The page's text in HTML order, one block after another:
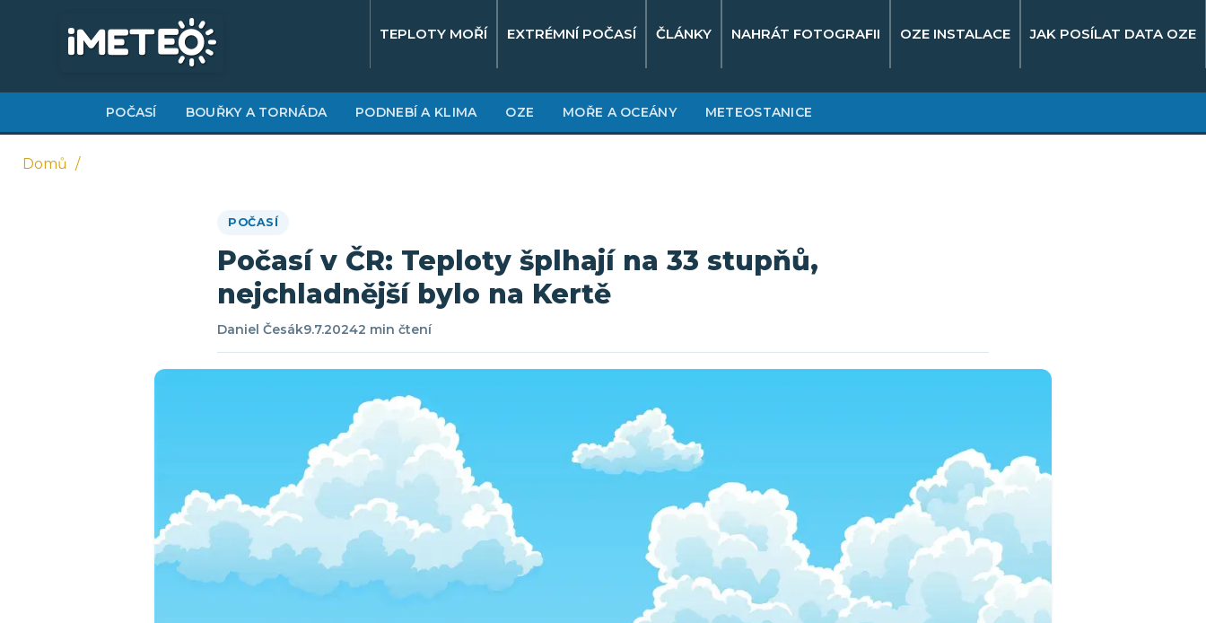
hlavnímu
TEPLOTY MOŘÍ EXTRÉMNÍ POČASÍ ČLÁNKY NAHRÁT FOTOGRAFII OZE INSTALACE JAK POSÍLAT DATA OZE
POČASÍ BOUŘKY A TORNÁDA PODNEBÍ A KLIMA OZE MOŘE A OCEÁNY METEOSTANICE
Domů
POČASÍ
Počasí v ČR: Teploty šplhají na 33 stupňů,
nejchladnější bylo na Kertě
Daniel Česák9.7.20242 min čtení